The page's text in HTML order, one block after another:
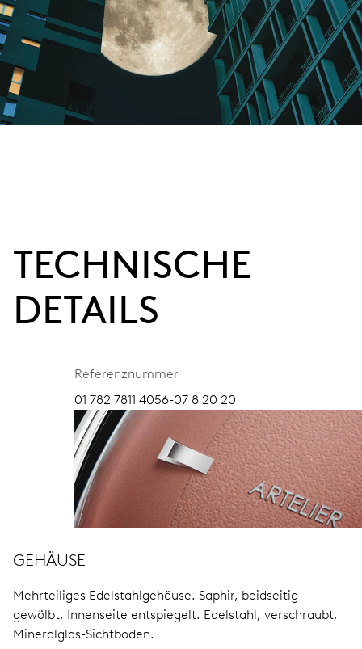
TECHNISCHE
DETAILS
Referenznummer
01 782 7811 4056-07 8 20 20
GEHÄUSE
Mehrteiliges Edelstahlgehäuse. Saphir, beidseitig
gewölbt, Innenseite entspiegelt. Edelstahl, verschraubt,
Mineralglas-Sichtboden.